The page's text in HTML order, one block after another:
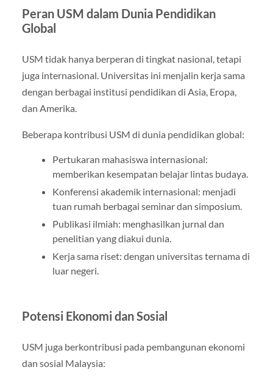
Peran USM dalam Dunia Pendidikan
Global
USM tidak hanya berperan di tingkat nasional, tetapi
juga internasional. Universitas ini menjalin kerja sama
dengan berbagai institusi pendidikan di Asia, Eropa,
dan Amerika.
Beberapa kontribusi USM di dunia pendidikan global:
Pertukaran mahasiswa internasional:
memberikan kesempatan belajar lintas budaya.
Konferensi akademik internasional: menjadi
tuan rumah berbagai seminar dan simposium.
Publikasi ilmiah: menghasilkan jurnal dan
penelitian yang diakui dunia.
Kerja sama riset: dengan universitas ternama di
luar negeri.
Potensi Ekonomi dan Sosial
USM juga berkontribusi pada pembangunan ekonomi
dan sosial Malaysia: